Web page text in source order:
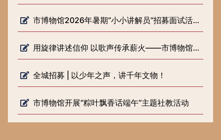
市博物馆2026年暑期“小小讲解员”招募面试活动圆满落幕
用旋律讲述信仰 以歌声传承薪火——市博物馆开展《歌声里的长征路》 微宣讲活动
全城招募 | 以少年之声，讲千年文物！
市博物馆开展“粽叶飘香话端午”主题社教活动